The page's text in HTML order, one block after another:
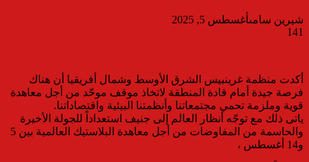
شيرين سامىأغسطس 5, 2025
141
أكدت منظمة غرينبيس الشرق الأوسط وشمال أفريقيا أن هناك
فرصة جيدة أمام قادة المنطقة لاتخاذ موقف موحّد من أجل معاهدة
قوية وملزمة تحمي مجتمعاتنا وأنظمتنا البيئية واقتصاداتنا.
ياتى ذلك مع توجّه أنظار العالم إلى جنيف استعداداً للجولة الأخيرة
والحاسمة من المفاوضات من أجل معاهدة البلاستيك العالمية بين 5
و14 أغسطس ،